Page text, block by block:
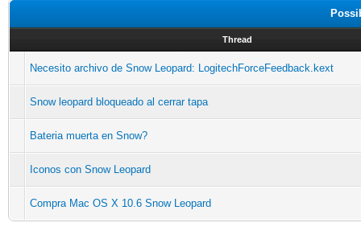
Thread
Necesito archivo de Snow Leopard: LogitechForceFeedback.kext
Snow leopard bloqueado al cerrar tapa
Bateria muerta en Snow?
Iconos con Snow Leopard
Compra Mac OS X 10.6 Snow Leopard